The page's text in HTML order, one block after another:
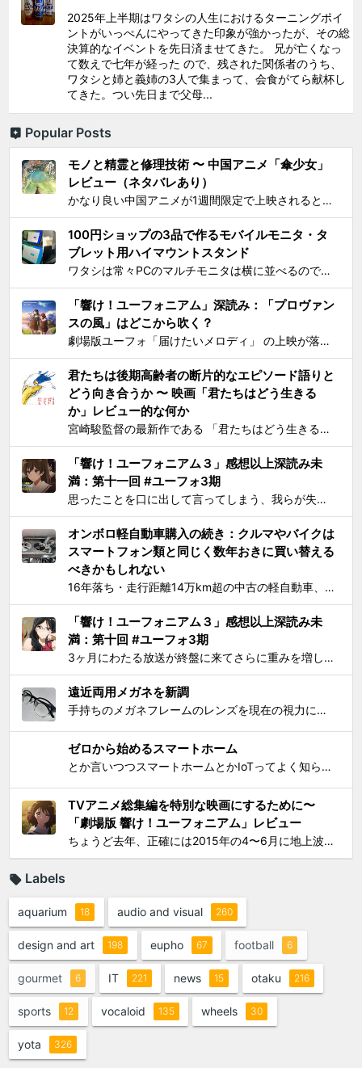
2025年上半期はワタシの人生におけるターニングポイ
ントがいっぺんにやってきた印象が強かったが、その総
決算的なイベントを先日済ませてきた。 兄が亡くなっ
て数えで七年が経った ので、残された関係者のうち、
ワタシと姉と義姉の3人で集まって、会食がてら献杯し
てきた。つい先日まで父母...
Popular Posts
モノと精霊と修理技術 〜 中国アニメ「傘少女」
レビュー（ネタバレあり）
かなり良い中国アニメが1週間限定で上映されるとSNS上で見かけ、それがたまたま通勤圏内の映画館だったし、なにより「 羅小黒戦記 」で食らった衝撃を忘れることはできないので、 映画『傘少女 ー精霊たちの物語ー』 を見てきた。 いかにも中国アニメと思わせるプロローグからタイトルが...
100円ショップの3品で作るモバイルモニタ・タ
ブレット用ハイマウントスタンド
ワタシは常々PCのマルチモニタは横に並べるのではなく縦に積み重ねろと主張してきたわけですが 📺📺 ← こうじゃなくて 📺 ← 📺 ← こう！ ノートPCの画面上部にモバイルモニター・タブレットをこのように配置するスタンドを探しても一長一短なので、100円ショ...
「響け！ユーフォニアム」深読み：「プロヴァン
スの風」はどこから吹く？
劇場版ユーフォ「届けたいメロディ」 の上映が落ち着いてきたので、そろそろ久美子が高校1年生時代の話をするのもおしまいにする頃合いと見て小ネタを投下。 原作小説とは違ってアニメ版では、課題曲：「プロヴァンスの風」、自由曲「三日月の舞」となっているのは皆さんご存知の通り。「...
君たちは後期高齢者の断片的なエピソード語りと
どう向き合うか 〜 映画「君たちはどう生きる
か」レビュー的な何か
宮崎駿監督の最新作である 「君たちはどう生きるか」 を、封切初日のちょうど先週に見た。 個人的には、アニメとしては楽しめたけど物語はつまらないと感じた。エンドクレジットのプロデューサー欄に実の息子である宮崎吾朗氏の名前が載ってて最悪とも思ったりしたのだが、見た直後に呟いたこと...
「響け！ユーフォニアム３」感想以上深読み未
満：第十一回 #ユーフォ3期
思ったことを口に出して言ってしまう、我らが失言王たる黄前久美子がまたもやブチかましてくれました。 「変ですよね、学校の吹奏楽って」 リアルな吹奏楽の世界では一種の禁句めいた話題らしいところまで切り込んでくるあたり、ユーフォ3の覚悟の程が再確認できます。 それはともかく久...
オンボロ軽自動車購入の続き：クルマやバイクは
スマートフォン類と同じく数年おきに買い替える
べきかもしれない
16年落ち・走行距離14万km超の中古の軽自動車、2006年式スズキKeiワークス（HN22S型）の2WD・MT版を買った のが1ヶ月とちょっと前、あれこれと手を加えては都度Twitterに報告していたが、購入当初に予定していたモデファイがだいたい落ち着いたので中間報告と、いじっ...
「響け！ユーフォニアム３」感想以上深読み未
満：第十回 #ユーフォ3期
3ヶ月にわたる放送が終盤に来てさらに重みを増して、それをどう自分なりに消化してテキストとして残せばいいかを考えてたら数週間が経過してました。難関である関西大会を前に北宇治高校吹奏楽部とその部長でひとりのユーフォニアム奏者でもある黄前久美子という人物に「史上最大の危機」が訪れたのが...
遠近両用メガネを新調
手持ちのメガネフレームのレンズを現在の視力に合わせて総入れ替えしてから気になり始めた手元を見るときの違和感が特にこの1年で増したので、思い切って遠近両用メガネを新調した。要するにアラフィフにふさわしく老眼が進んで近くが見えづらくなったので、道具でサポートせねばならなくなったわけで...
ゼロから始めるスマートホーム
とか言いつつスマートホームとかIoTってよく知らんけど、おもしろ電気小物を活用して家電生活をもっとエンジョイしちゃおう！というわけで初歩的なものからIT系ガジェットまで一気に紹介して使い方の提案をしようと思う。 0）アナログ的なもの：リモコンコンセント、タイマーつきコンセント...
TVアニメ総集編を特別な映画にするために〜
「劇場版 響け！ユーフォニアム」レビュー
ちょうど去年、正確には2015年の4〜6月に地上波放映されたTVシリーズアニメ「響け！ユーフォニアム」（以下TV版）に思いっきりハマって遂には舞台となった宇治への「聖地巡礼」まで敢行してしまったのは、このブログでご報告してきた通り。過去のあれこれを知りたい方は以下をどうぞ： ...
Labels
aquarium 18 audio and visual 260
design and art 198 eupho 67 football 6
gourmet 6 IT 221 news 15 otaku 216
sports 12 vocaloid 135 wheels 30
yota 326